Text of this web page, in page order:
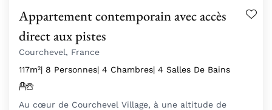
Appartement contemporain avec accès
direct aux pistes
Courchevel, France
117m²| 8 Personnes| 4 Chambres| 4 Salles De Bains
Au cœur de Courchevel Village, à une altitude de